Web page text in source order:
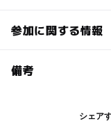
参加に関する情報
予約/応募
備考
※掲載の情報は
ることがありま
シェア